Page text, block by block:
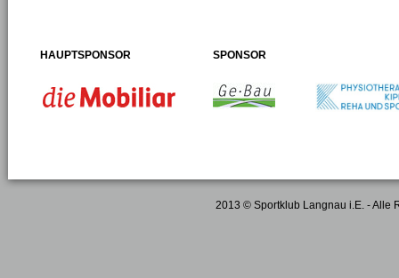
HAUPTSPONSOR SPONSOR
2013 © Sportklub Langnau i.E. - Alle